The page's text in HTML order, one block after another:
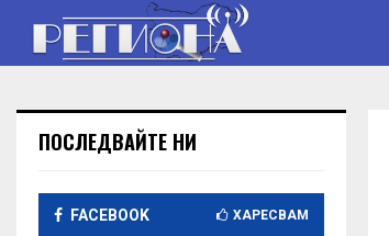
ПОСЛЕДВАЙТЕ НИ
FACEBOOK ХАРЕСВАМ